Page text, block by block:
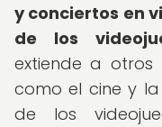
y conciertos en
de los
extiende a otros
como el cine y
de los